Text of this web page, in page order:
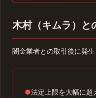
木村（キムラ）と
闇金業者との取引後に発
●法定上限を大幅に超